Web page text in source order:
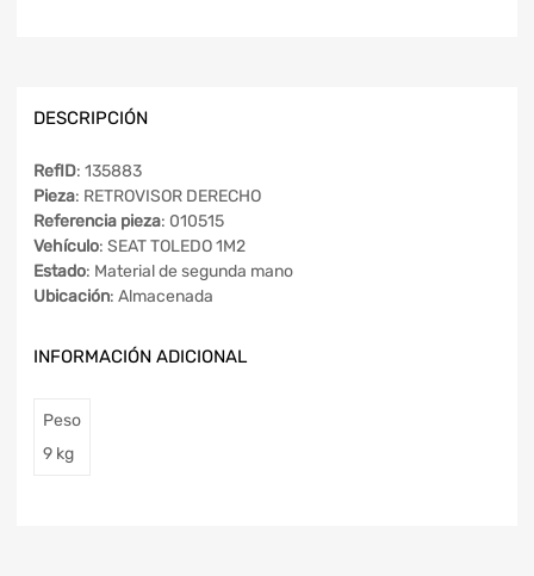
DESCRIPCIÓN
RefID: 135883
Pieza: RETROVISOR DERECHO
Referencia pieza: 010515
Vehículo: SEAT TOLEDO 1M2
Estado: Material de segunda mano
Ubicación: Almacenada
INFORMACIÓN ADICIONAL
Peso
9 kg